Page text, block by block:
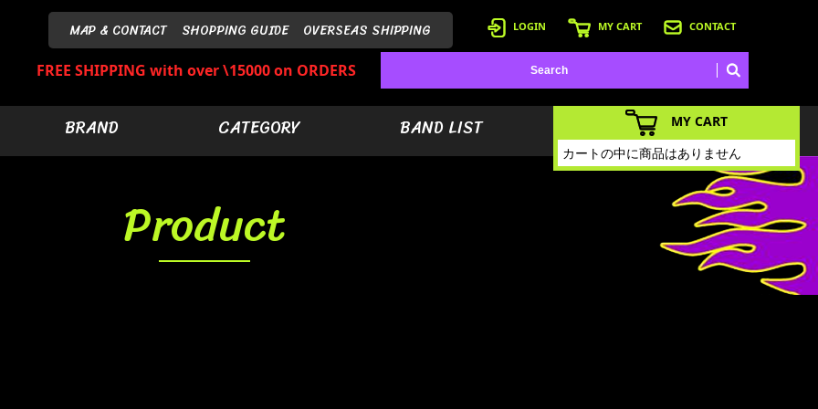
MAP & CONTACT SHOPPING GUIDE OVERSEAS SHIPPING LOGIN MY CART CONTACT
FREE SHIPPING with over \15000 on ORDERS
BRAND CATEGORY BAND LIST
Product
MY CART
カートの中に商品はありません